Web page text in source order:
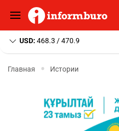
USD: 468.3 / 470.9
Главная Истории